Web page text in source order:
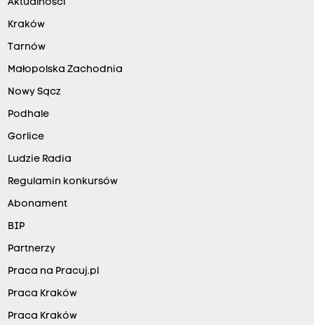
Aktualności
Kraków
Tarnów
Małopolska Zachodnia
Nowy Sącz
Podhale
Gorlice
Ludzie Radia
Regulamin konkursów
Abonament
BIP
Partnerzy
Praca na Pracuj.pl
Praca Kraków
Praca Kraków